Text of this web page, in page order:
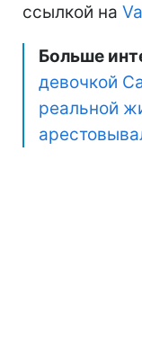
ссылкой на
Больше
девочкой
реальной